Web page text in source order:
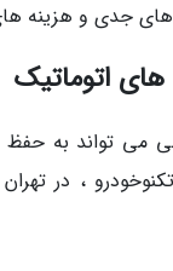
جدی و هزینه
اتوماتیک
می تواند به
، در